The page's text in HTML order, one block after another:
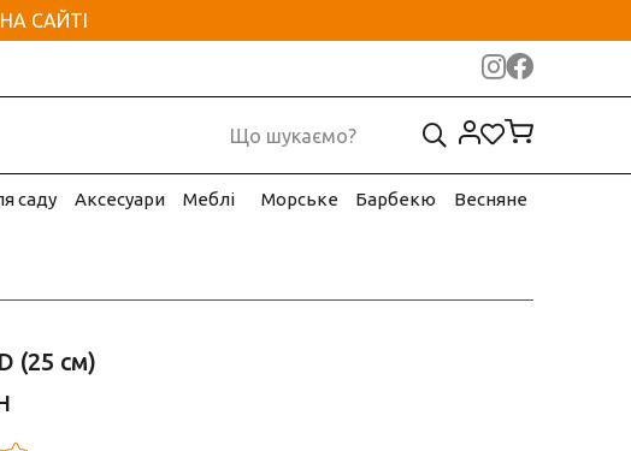
САЙТІ
саду Аксесуари Меблі Морське Барбекю Весняне
(25 см)